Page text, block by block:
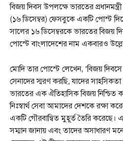
বিজয় দিবস উপলক্ষে ভারতের
(১৬ ডিসেম্বর) ফেসবুকে একটি পোস্ট
সালের ১৬ ডিসেম্বরকে ভারতের বিজয়
পোস্টে বাংলাদেশের নাম একবারও
মোদি তার পোস্টে লেখেন, ‘বিজয়
সেনাদের স্মরণ করছি, যাদের
ভারতের এক ঐতিহাসিক বিজয়
নিঃস্বার্থ সেবা আমাদের দেশকে রক্ষা
একটি গৌরবান্বিত মুহূর্ত তৈরি করেছে।
সম্মান জানায় এবং তাদের অসাধারণ